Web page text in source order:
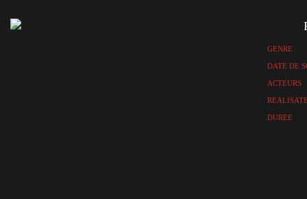
GENRE
DATE DE
ACTEURS
DUREE